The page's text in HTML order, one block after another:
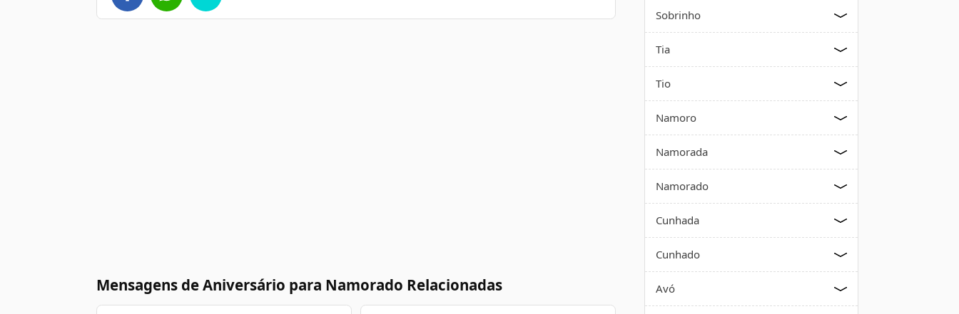
Mensagens de Aniversário para Namorado Relacionadas
Sobrinho
Tia
Tio
Namoro
Namorada
Namorado
Cunhada
Cunhado
Avó